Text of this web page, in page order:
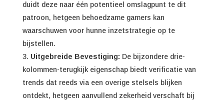
duidt deze naar één potentieel omslagpunt te dit
patroon, hetgeen behoedzame gamers kan
waarschuwen voor hunne inzetstrategie op te
bijstellen.
Uitgebreide Bevestiging: De bijzondere drie-
kolommen-terugkijk eigenschap biedt verificatie van
trends dat reeds via een overige stelsels blijken
ontdekt, hetgeen aanvullend zekerheid verschaft bij